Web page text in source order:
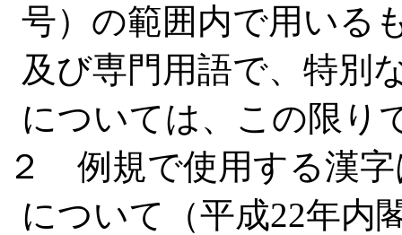
号）の範囲内で用いる
及び専門用語で、特別
については、この限り
２ 例規で使用する漢
について（平成22年内